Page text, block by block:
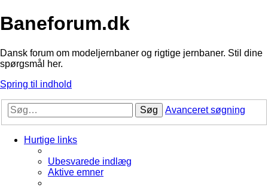
Baneforum.dk
Dansk forum om modeljernbaner og rigtige jernbaner. Stil dine
spørgsmål her.
Spring til indhold
Søg Avanceret søgning
Hurtige links
Ubesvarede indlæg
Aktive emner